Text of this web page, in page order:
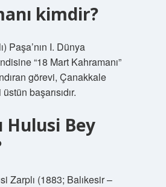
kimdir?
Paşa’nın I. Dünya
“18 Mart Kahramanı”
görevi, Çanakkale
başarısıdır.
Hulusi Bey
Zarplı (1883; Balıkesir –